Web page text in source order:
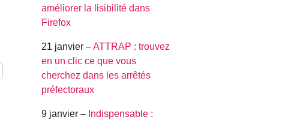
améliorer la lisibilité dans
Firefox
21 janvier –ATTRAP : trouvez
en un clic ce que vous
cherchez dans les arrêtés
préfectoraux
9 janvier – Indispensable :